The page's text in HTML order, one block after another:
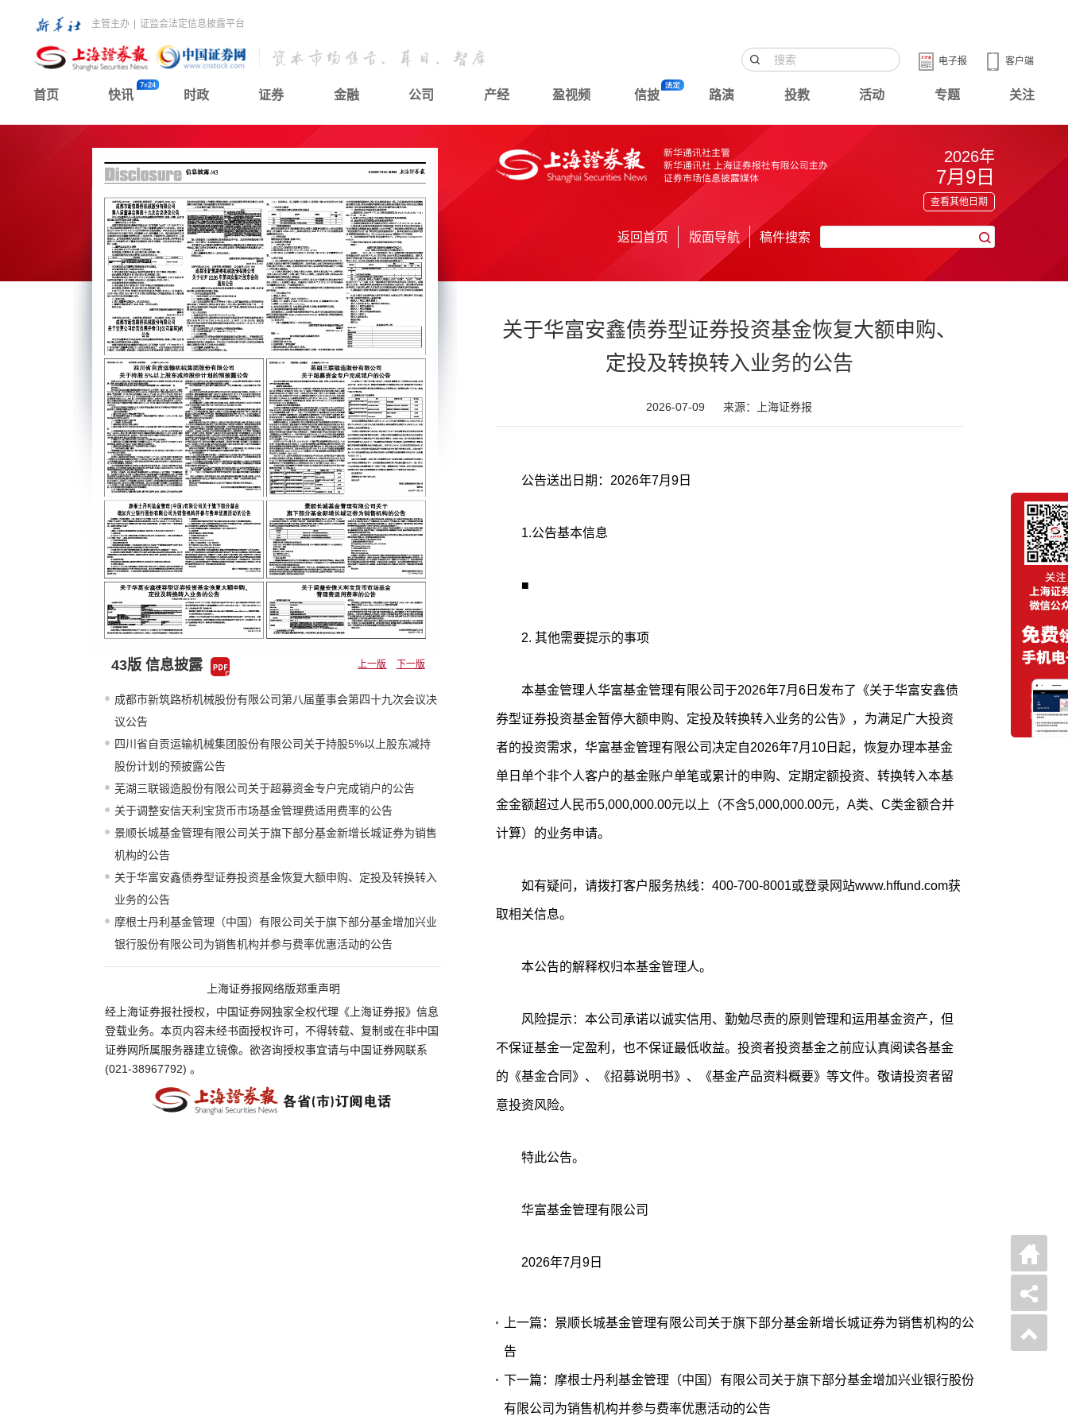
主管主办 证监会法定信息披露平台
客户端
电子报
首页 快讯 时政 证券 金融 公司 产经 盈视频 信披 路演 投教 活动 专题 关注
43版 信息披露 上一版 下一版
成都市新筑路桥机械股份有限公司第八届董事会第四十九次会议决
议公告
四川省自贡运输机械集团股份有限公司关于持股5%以上股东减持
股份计划的预披露公告
芜湖三联锻造股份有限公司关于超募资金专户完成销户的公告
关于调整安信天利宝货币市场基金管理费适用费率的公告
景顺长城基金管理有限公司关于旗下部分基金新增长城证券为销售
机构的公告
关于华富安鑫债券型证券投资基金恢复大额申购、定投及转换转入
业务的公告
摩根士丹利基金管理（中国）有限公司关于旗下部分基金增加兴业
银行股份有限公司为销售机构并参与费率优惠活动的公告
上海证券报网络版郑重声明
经上海证券报社授权，中国证券网独家全权代理《上海证券报》信息
登载业务。本页内容未经书面授权许可，不得转载、复制或在非中国
证券网所属服务器建立镜像。欲咨询授权事宜请与中国证券网联系
(021-38967792) 。
2026年
7月9日
查看其他日期
返回首页 版面导航 稿件搜索
关于华富安鑫债券型证券投资基金恢复大额申购、
定投及转换转入业务的公告
2026-07-09 来源：上海证券报
公告送出日期：2026年7月9日
1.公告基本信息
■
2. 其他需要提示的事项
本基金管理人华富基金管理有限公司于2026年7月6日发布了《关于华富安鑫债
券型证券投资基金暂停大额申购、定投及转换转入业务的公告》，为满足广大投资
者的投资需求，华富基金管理有限公司决定自2026年7月10日起，恢复办理本基金
单日单个非个人客户的基金账户单笔或累计的申购、定期定额投资、转换转入本基
金金额超过人民币5,000,000.00元以上（不含5,000,000.00元，A类、C类金额合并
计算）的业务申请。
如有疑问，请拨打客户服务热线：400-700-8001或登录网站www.hffund.com获
取相关信息。
本公告的解释权归本基金管理人。
风险提示：本公司承诺以诚实信用、勤勉尽责的原则管理和运用基金资产，但
不保证基金一定盈利，也不保证最低收益。投资者投资基金之前应认真阅读各基金
的《基金合同》、《招募说明书》、《基金产品资料概要》等文件。敬请投资者留
意投资风险。
特此公告。
华富基金管理有限公司
2026年7月9日
上一篇：景顺长城基金管理有限公司关于旗下部分基金新增长城证券为销售机构的公
告
下一篇：摩根士丹利基金管理（中国）有限公司关于旗下部分基金增加兴业银行股份
有限公司为销售机构并参与费率优惠活动的公告